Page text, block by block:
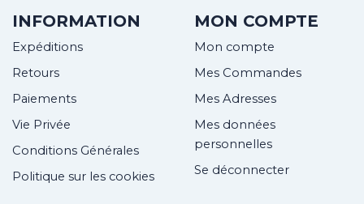
INFORMATION
Expéditions
Retours
Paiements
Vie Privée
Conditions Générales
Politique sur les cookies
MON COMPTE
Mon compte
Mes Commandes
Mes Adresses
Mes données
personnelles
Se déconnecter